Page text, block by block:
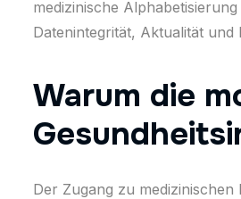
medizinische
Datenintegrität, Aktualität
Warum die
Der Zugang zu